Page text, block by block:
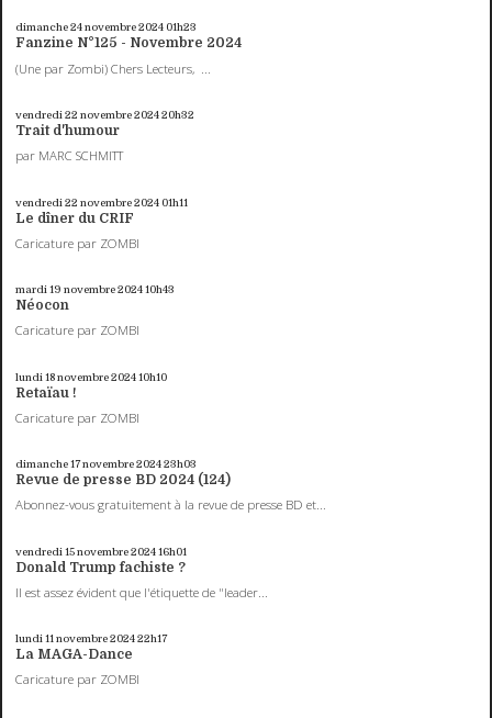
dimanche 24novembre 2024 01h23
Fanzine N°125 - Novembre 2024
(Une par Zombi) Chers Lecteurs, ...
vendredi 22 novembre 202420h32
Trait d'humour
par MARC SCHMITT
vendredi 22 novembre 2024 01h11
Le dîner du CRIF
Caricature par ZOMBI
mardi 19 novembre 202410h43
Néocon
Caricature par ZOMBI
lundi 18novembre 202410h10
Retaïau !
Caricature par ZOMBI
dimanche 17novembre 202423h03
Revue de presse BD 2024 (124)
Abonnez-vous gratuitement à la revue de presse BD et...
vendredi 15novembre 202416h01
Donald Trump fachiste ?
Il est assez évident que l'étiquette de "leader...
lundi 11novembre 202422h17
La MAGA-Dance
Caricature par ZOMBI